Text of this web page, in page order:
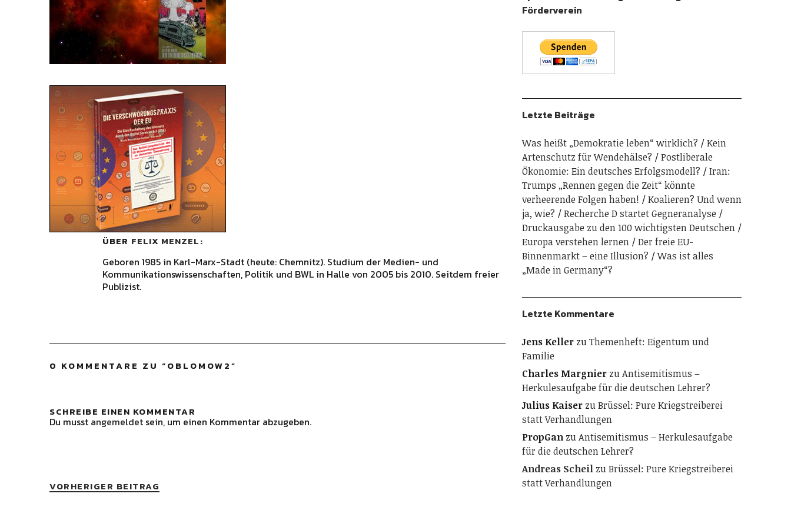
ÜBER FELIX MENZEL
Geboren 1985 in Karl-Marx-Stadt (heute: Chemnitz). Studium der Medien- und
Kommunikationswissenschaften, Politik und BWL in Halle von 2005 bis 2010. Seitdem freier
Publizist.
0 KOMMENTARE ZU “OBLOMOW2”
SCHREIBE EINEN KOMMENTAR
Du musst angemeldet sein, um einen Kommentar abzugeben.
VORHERIGER BEITRAG
Förderverein
Letzte Beiträge
Was heißt „Demokratie leben“ wirklich?
Kein
Artenschutz für Wendehälse?
Postliberale
Ökonomie: Ein deutsches Erfolgsmodell?
Iran:
Trumps „Rennen gegen die Zeit“ könnte
verheerende Folgen haben!
Koalieren? Und wenn
ja, wie?
Recherche D startet Gegneranalyse
Druckausgabe zu den 100 wichtigsten Deutschen
Europa verstehen lernen
Der freie EU-
Binnenmarkt – eine Illusion?
Was ist alles
„Made in Germany“?
Letzte Kommentare
Jens KellerzuThemenheft: Eigentum und
Familie
Charles MargnierzuAntisemitismus –
Herkulesaufgabe für die deutschen Lehrer?
Julius KaiserzuBrüssel: Pure Kriegstreiberei
statt Verhandlungen
PropGanzuAntisemitismus – Herkulesaufgabe
für die deutschen Lehrer?
Andreas ScheilzuBrüssel: Pure Kriegstreiberei
statt Verhandlungen